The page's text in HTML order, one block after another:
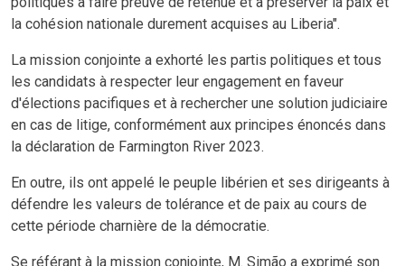
la cohésion nationale durement acquises au Liberia".
La mission conjointe a exhorté les partis politiques et tous
les candidats à respecter leur engagement en faveur
d'élections pacifiques et à rechercher une solution judiciaire
en cas de litige, conformément aux principes énoncés dans
la déclaration de Farmington River 2023.
En outre, ils ont appelé le peuple libérien et ses dirigeants à
défendre les valeurs de tolérance et de paix au cours de
cette période charnière de la démocratie.
Se référant à la mission conjointe, M. Simão a exprimé son